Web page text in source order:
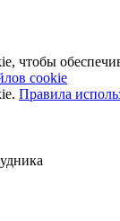
чтобы
cookie
Правила